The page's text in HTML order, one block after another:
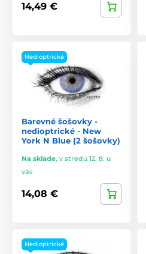
14,49 €
Nedioptrické
Barevné šošovky -
nedioptrické - New
York N Blue (2 šošovky)
Na sklade, v stredu 12. 8. u
vás
14,08 €
Nedioptrické